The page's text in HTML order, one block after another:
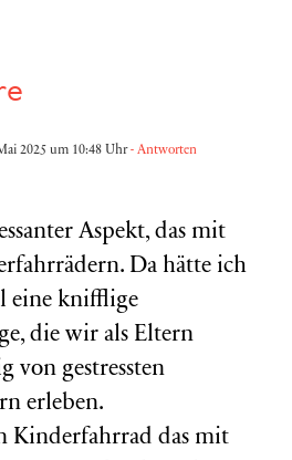
2025 um 10:48 Uhr- Antworten
Aspekt, das mit
Da hätte ich
eine knifflige
die wir als Eltern
von gestressten
erleben.
Kinderfahrrad das mit